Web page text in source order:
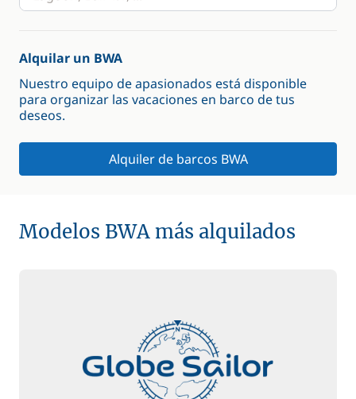
Alquilar un BWA
Nuestro equipo de apasionados está disponible
para organizar las vacaciones en barco de tus
deseos.
Alquiler de barcos BWA
Modelos BWA más alquilados